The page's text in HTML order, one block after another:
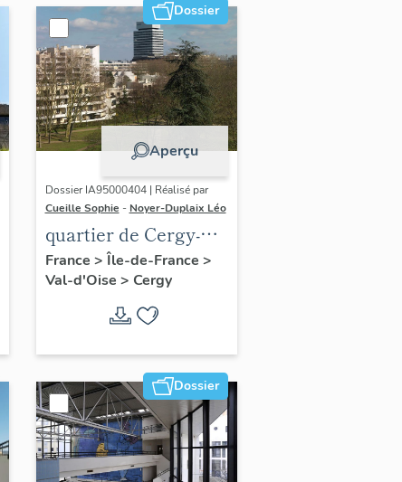
Dossier
Aperçu
Dossier IA95000404 | Réalisé par
Cueille Sophie - Noyer-Duplaix Léo
quartier de Cergy-
Préfecture
France > Île-de-France >
Val-d'Oise > Cergy
Dossier